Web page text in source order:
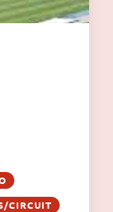
CIRCUIT